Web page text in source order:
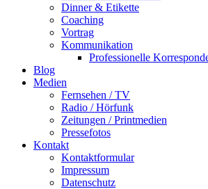
Dinner & Etikette
Coaching
Vortrag
Kommunikation
Professionelle
Blog
Medien
Fernsehen / TV
Radio / Hörfunk
Zeitungen / Printmedien
Pressefotos
Kontakt
Kontaktformular
Impressum
Datenschutz